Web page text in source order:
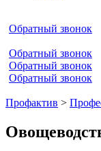
Обратный звонок
Обратный звонок
Обратный звонок
Обратный звонок
Профактив >